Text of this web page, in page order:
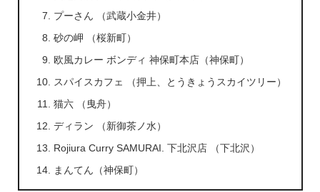
プーさん （武蔵小金井）
砂の岬 （桜新町）
欧風カレー ボンディ 神保町本店（神保町）
スパイスカフェ （押上、とうきょうスカイツリー）
猫六 （曳舟）
ディラン （新御茶ノ水）
Rojiura Curry SAMURAI. 下北沢店 （下北沢）
まんてん（神保町）